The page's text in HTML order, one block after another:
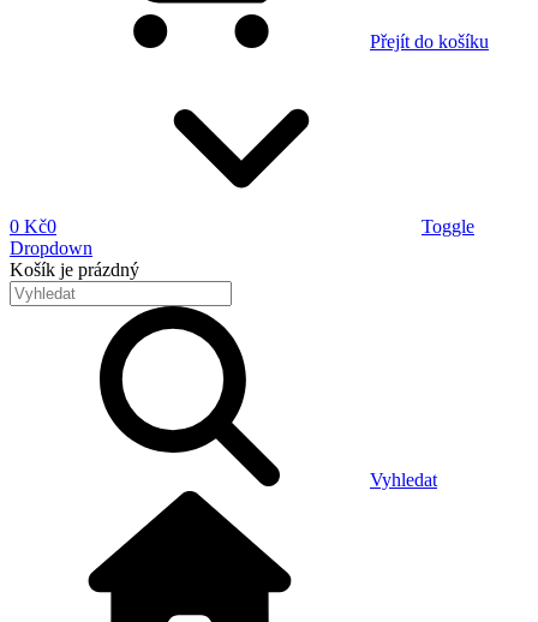
Přejít do košíku
0 Kč0
Toggle
Dropdown
Košík je prázdný
Vyhledat